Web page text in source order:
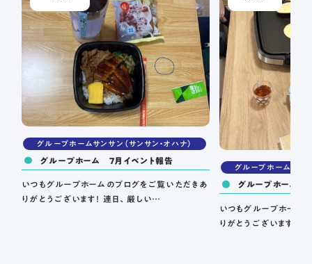
グループホームサンサン（サンサン・オハナ）
グループホーム 7月イベント報告
いつもグループホームのブログをご覧いただきあ
りがとうございます！ 連日、厳しい…
グループホームサンサ
グループホーム 6
いつもグループホーム
りがとうございます！